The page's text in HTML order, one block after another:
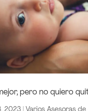
pero no quiero